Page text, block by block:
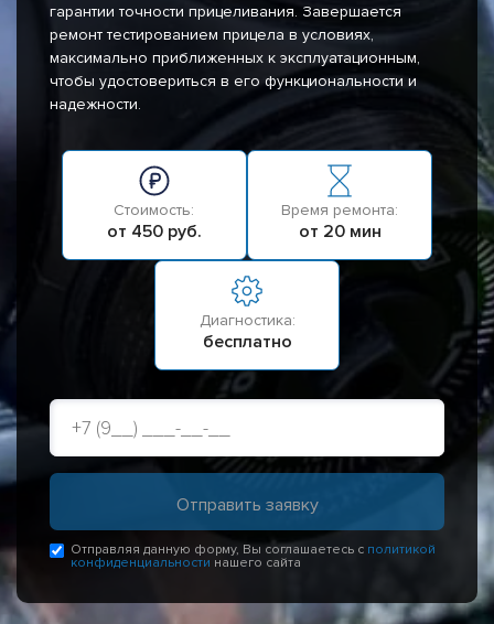
гарантии точности прицеливания. Завершается
ремонт тестированием прицела в условиях,
максимально приближенных к эксплуатационным,
чтобы удостовериться в его функциональности и
надежности.
Стоимость:
от 450 руб.
Время ремонта:
от 20 мин
Диагностика:
бесплатно
Отправляя данную форму, Вы соглашаетесь с политикой
конфиденциальности нашего сайта